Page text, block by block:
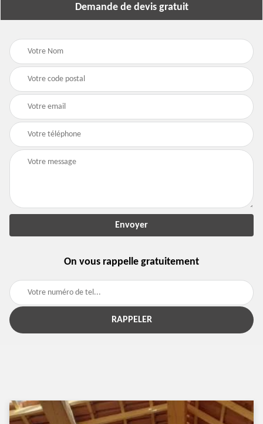
Demande de devis gratuit
On vous rappelle gratuitement